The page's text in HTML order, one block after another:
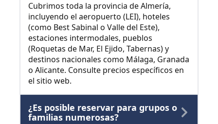
Cubrimos toda la provincia de Almería,
incluyendo el aeropuerto (LEI), hoteles
(como Best Sabinal o Valle del Este),
estaciones intermodales, pueblos
(Roquetas de Mar, El Ejido, Tabernas) y
destinos nacionales como Málaga, Granada
o Alicante. Consulte precios específicos en
el sitio web.
¿Es posible reservar para grupos o
familias numerosas?